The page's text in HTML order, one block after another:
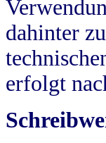
dahinter
erfolgt